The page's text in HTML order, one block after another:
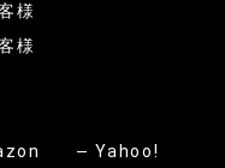
様
様
Yahoo!